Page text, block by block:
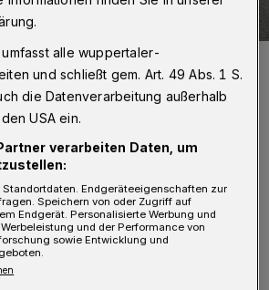
bis zur Umsetzbarkeit einer
mit „einfachen“
gestaltet werden. Die
dem Karlsplatz sollen
umfasst alle wuppertaler-
und schließt gem. Art. 49 Abs. 1 S.
die Datenverarbeitung außerhalb
USA ein.
verarbeiten Daten, um
Endgeräteeigenschaften zur
Speichern von oder Zugriff auf
Endgerät. Personalisierte Werbung und
und der Performance von
sowie Entwicklung und